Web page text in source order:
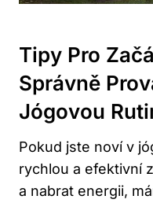
Tipy Pro
Správně
Jógovou
Pokud jste noví v
rychlou a efektivní
a nabrat energii,